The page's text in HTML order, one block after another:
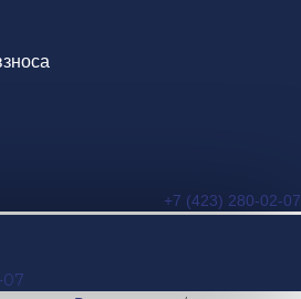
+7 (423) 280-02-07
07